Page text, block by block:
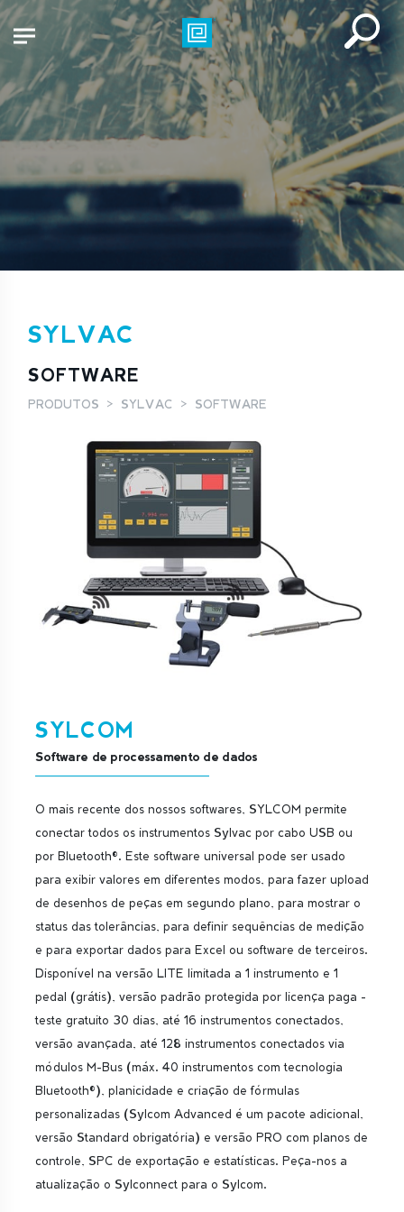
SYLVAC
SOFTWARE
PRODUTOS SYLVAC SOFTWARE
SYLCOM
Software de processamento de dados
O mais recente dos nossos softwares, SYLCOM permite
conectar todos os instrumentos Sylvac por cabo USB ou
por Bluetooth®. Este software universal pode ser usado
para exibir valores em diferentes modos, para fazer upload
de desenhos de peças em segundo plano, para mostrar o
status das tolerâncias, para definir sequências de medição
e para exportar dados para Excel ou software de terceiros.
Disponível na versão LITE limitada a 1 instrumento e 1
pedal (grátis), versão padrão protegida por licença paga -
teste gratuito 30 dias, até 16 instrumentos conectados,
versão avançada, até 128 instrumentos conectados via
módulos M-Bus (máx. 40 instrumentos com tecnologia
Bluetooth®), planicidade e criação de fórmulas
personalizadas (Sylcom Advanced é um pacote adicional,
versão Standard obrigatória) e versão PRO com planos de
controle, SPC de exportação e estatísticas. Peça-nos a
atualização o Sylconnect para o Sylcom.